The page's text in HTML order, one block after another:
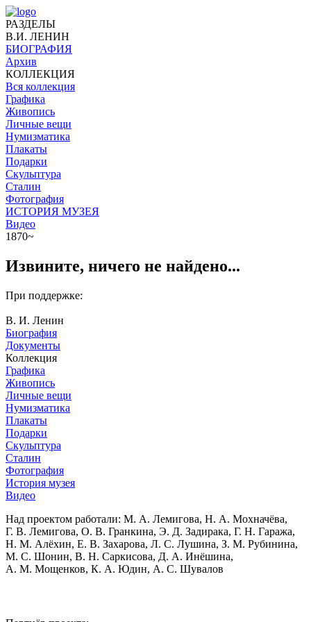
РАЗДЕЛЫ
В.И. ЛЕНИН
БИОГРАФИЯ
Архив
КОЛЛЕКЦИЯ
Вся коллекция
Графика
Живопись
Личные вещи
Нумизматика
Плакаты
Подарки
Скульптура
Сталин
Фотография
ИСТОРИЯ МУЗЕЯ
Видео
1870~
Извините, ничего не найдено...
При поддержке:
В. И. Ленин
Биография
Документы
Коллекция
Графика
Живопись
Личные вещи
Нумизматика
Плакаты
Подарки
Скульптура
Сталин
Фотография
История музея
Видео
Над проектом работали: М. А. Лемигова, Н. А. Мохначёва,
Г. В. Лемигова, О. В. Гранкина, Э. Д. Задирака, Г. Н. Гаража,
Н. М. Алёхин, Е. В. Захарова, Л. С. Лушина, З. М. Рубинина,
М. С. Шонин, В. Н. Саркисова, Д. А. Инёшина,
А. М. Мощенков, К. А. Юдин, А. С. Шувалов